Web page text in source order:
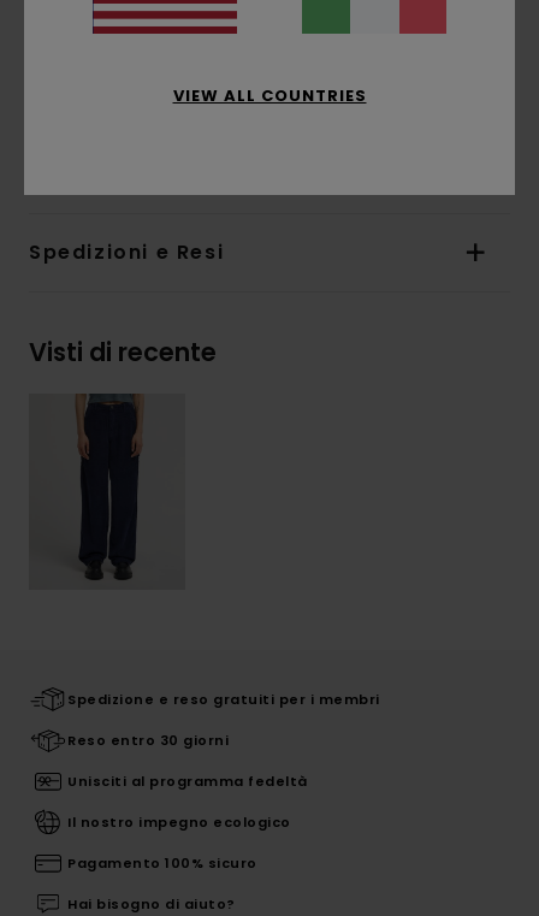
Ampia tasca applicata sul retro
Spedizioni e Resi
Visti di recente
Spedizione e reso gratuiti per i membri
Reso entro 30 giorni
Unisciti al programma fedeltà
Il nostro impegno ecologico
Pagamento 100% sicuro
Hai bisogno di aiuto?
VIEW ALL COUNTRIES